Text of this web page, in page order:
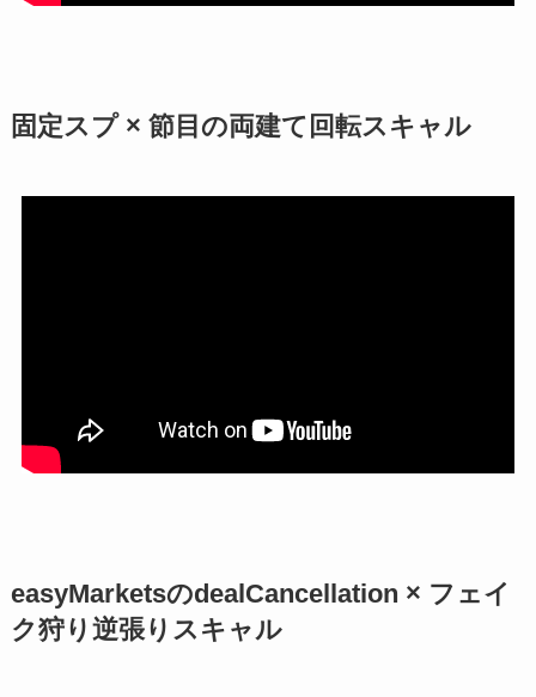
固定スプ × 節目の両建て回転スキャル
easyMarketsのdealCancellation × フェイ
ク狩り逆張りスキャル